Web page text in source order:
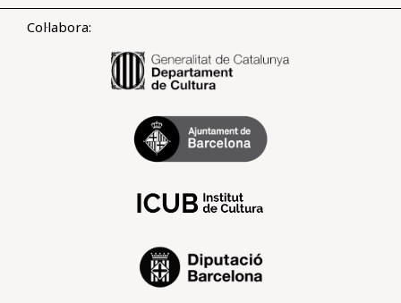
Col·labora: